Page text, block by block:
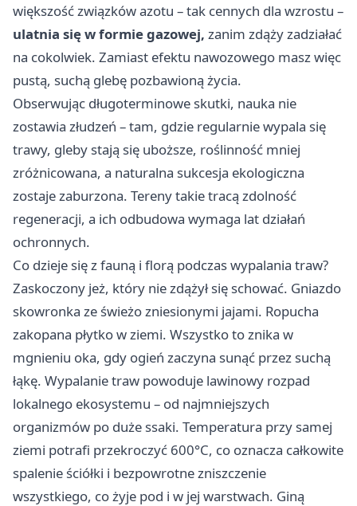
większość związków azotu – tak cennych dla wzrostu –
ulatnia się w formie gazowej, zanim zdąży zadziałać
na cokolwiek. Zamiast efektu nawozowego masz więc
pustą, suchą glebę pozbawioną życia.
Obserwując długoterminowe skutki, nauka nie
zostawia złudzeń – tam, gdzie regularnie wypala się
trawy, gleby stają się uboższe, roślinność mniej
zróżnicowana, a naturalna sukcesja ekologiczna
zostaje zaburzona. Tereny takie tracą zdolność
regeneracji, a ich odbudowa wymaga lat działań
ochronnych.
Co dzieje się z fauną i florą podczas wypalania traw?
Zaskoczony jeż, który nie zdążył się schować. Gniazdo
skowronka ze świeżo zniesionymi jajami. Ropucha
zakopana płytko w ziemi. Wszystko to znika w
mgnieniu oka, gdy ogień zaczyna sunąć przez suchą
łąkę. Wypalanie traw powoduje lawinowy rozpad
lokalnego ekosystemu – od najmniejszych
organizmów po duże ssaki. Temperatura przy samej
ziemi potrafi przekroczyć 600°C, co oznacza całkowite
spalenie ściółki i bezpowrotne zniszczenie
wszystkiego, co żyje pod i w jej warstwach. Giną